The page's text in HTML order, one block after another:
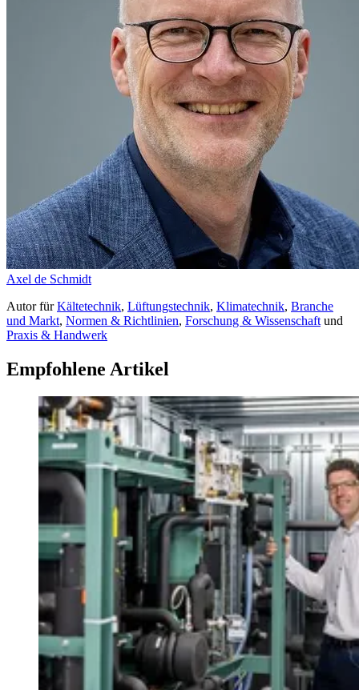
Axel de Schmidt
AutorfürKältetechnik, Lüftungstechnik, Klimatechnik, Branche
und Markt, Normen & Richtlinien, Forschung & Wissenschaft und
Praxis & Handwerk
Empfohlene Artikel